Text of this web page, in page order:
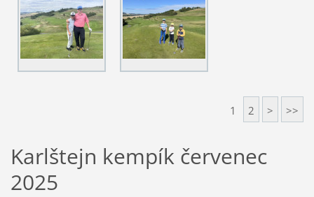
1 2 > >>
Karlštejn kempík červenec
2025